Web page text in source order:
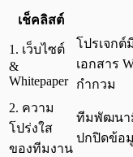
เช็คลิสต์
1. เว็บไซต์
&
Whitepaper
โปรเจกต์
เอกสาร
กำกวม
2. ความ
โปร่งใส
ของทีมงาน
ทีมพัฒนา
ปกปิดข้อ